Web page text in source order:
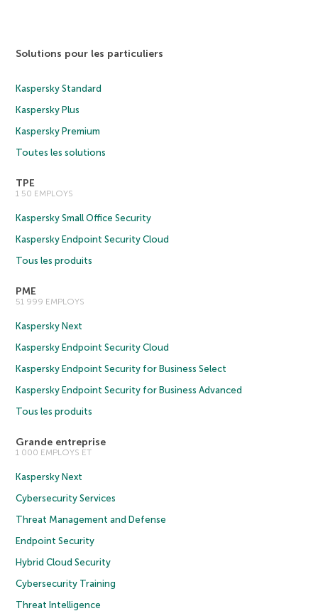
Solutions pour les particuliers
Kaspersky Standard
Kaspersky Plus
Kaspersky Premium
Toutes les solutions
TPE
1 50 EMPLOYS
Kaspersky Small Office Security
Kaspersky Endpoint Security Cloud
Tous les produits
PME
51 999 EMPLOYS
Kaspersky Next
Kaspersky Endpoint Security Cloud
Kaspersky Endpoint Security for Business Select
Kaspersky Endpoint Security for Business Advanced
Tous les produits
Grande entreprise
1 000 EMPLOYS ET
Kaspersky Next
Cybersecurity Services
Threat Management and Defense
Endpoint Security
Hybrid Cloud Security
Cybersecurity Training
Threat Intelligence